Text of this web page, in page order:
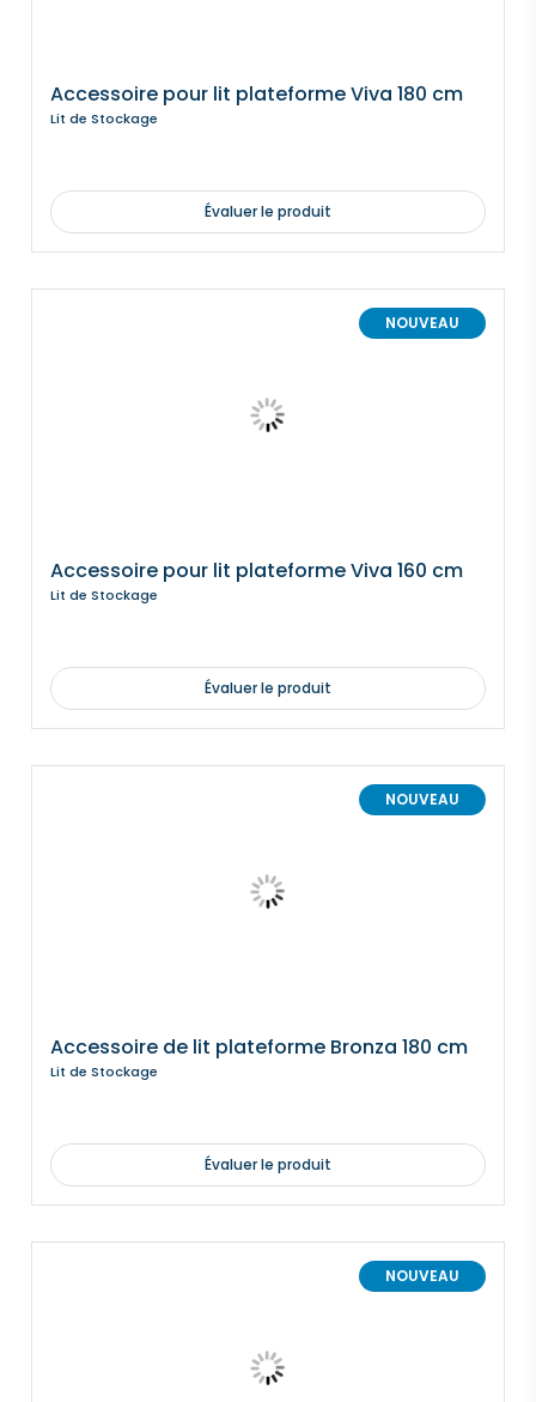
Accessoire pour lit plateforme Viva 180 cm
Lit de Stockage
Évaluer le produit
NOUVEAU
Accessoire pour lit plateforme Viva 160 cm
Lit de Stockage
Évaluer le produit
NOUVEAU
Accessoire de lit plateforme Bronza 180 cm
Lit de Stockage
Évaluer le produit
NOUVEAU